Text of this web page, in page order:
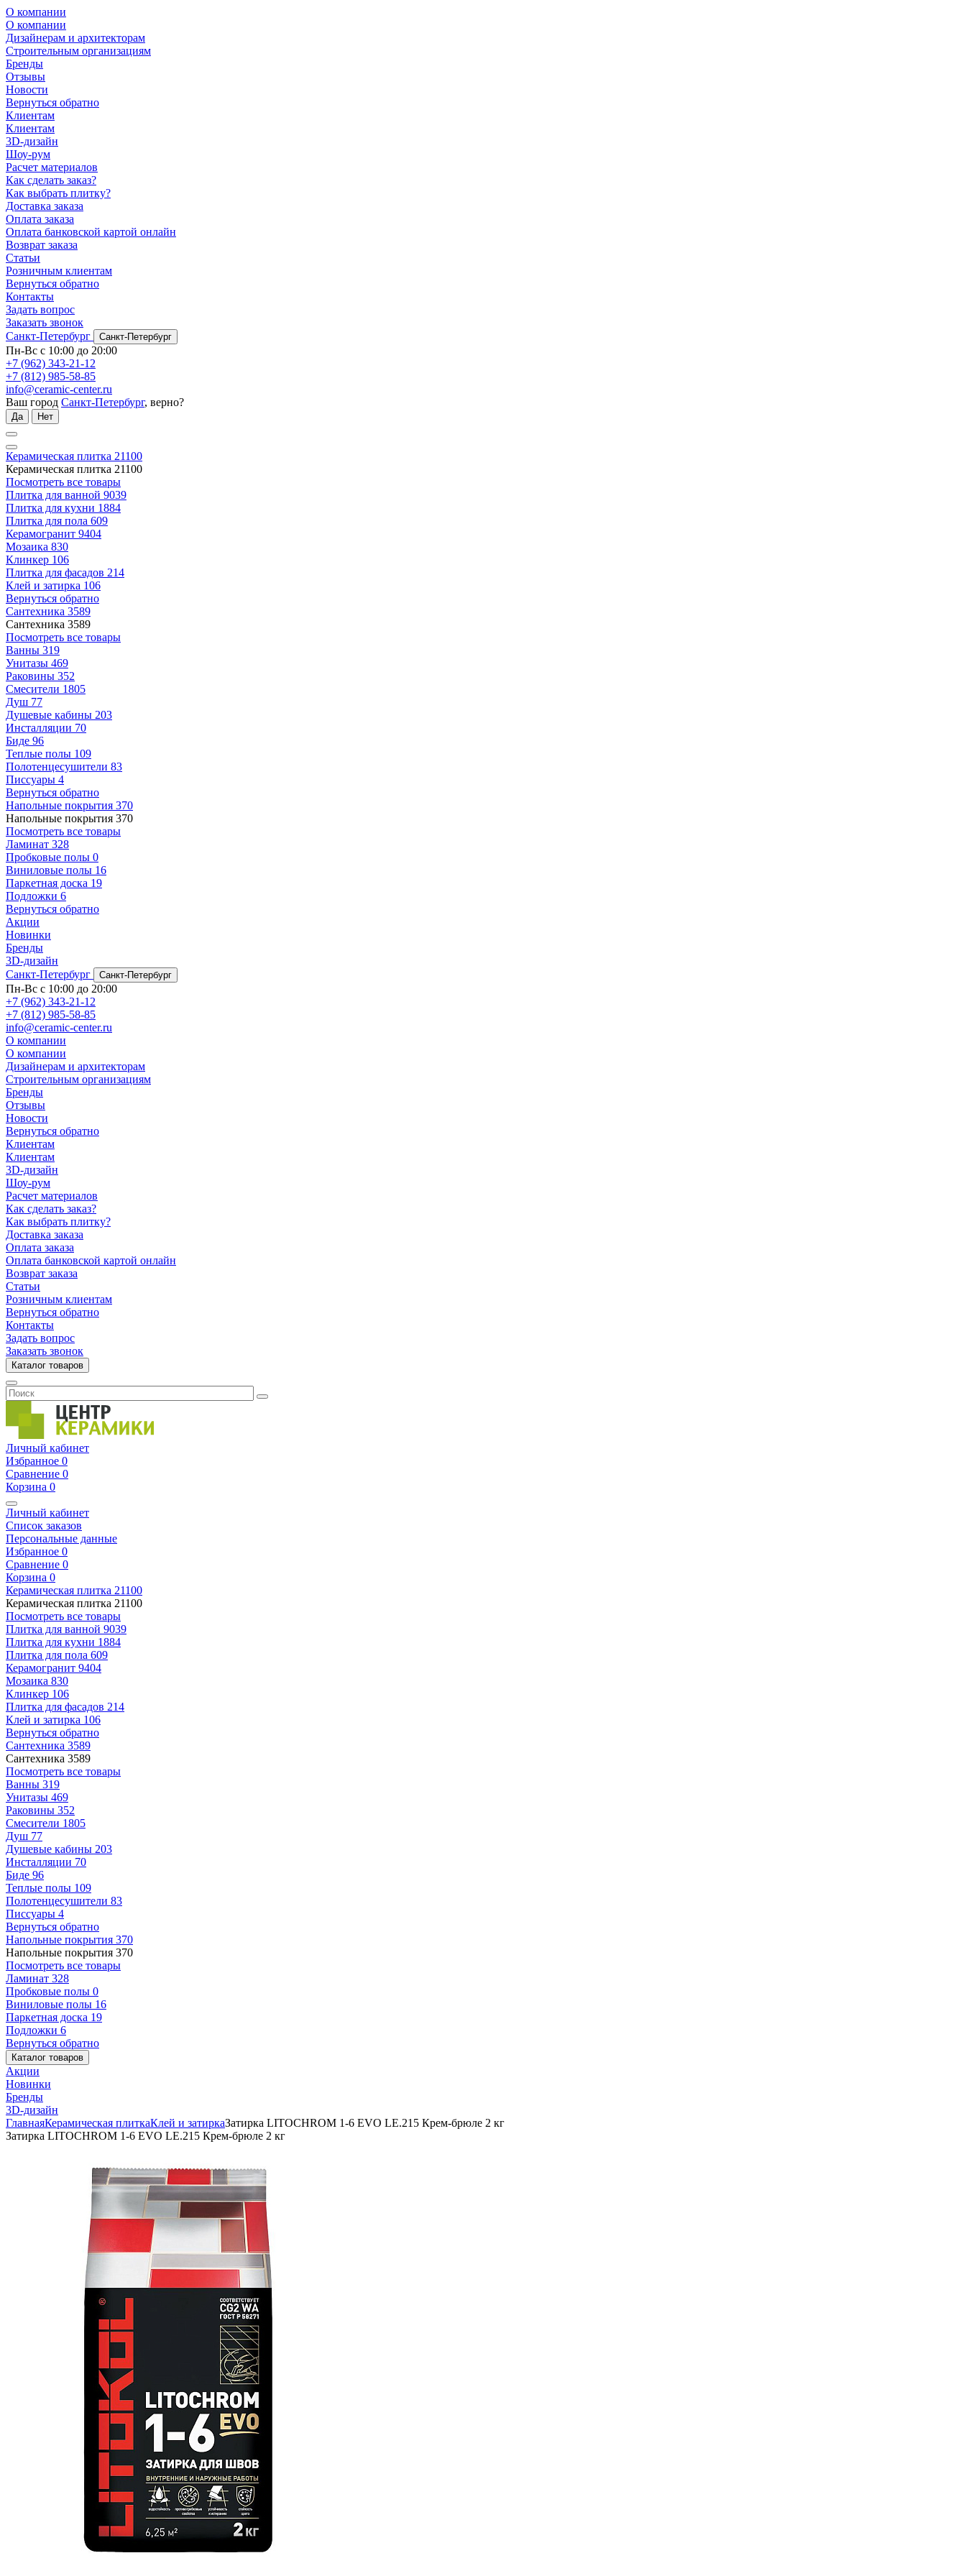
О компании
О компании
Дизайнерам и архитекторам
Строительным организациям
Бренды
Отзывы
Новости
Вернуться обратно
Клиентам
Клиентам
3D-дизайн
Шоу-рум
Расчет материалов
Как сделать заказ?
Как выбрать плитку?
Доставка заказа
Оплата заказа
Оплата банковской картой онлайн
Возврат заказа
Статьи
Розничным клиентам
Вернуться обратно
Контакты
Задать вопрос
Заказать звонок
Санкт-Петербург
Санкт-Петербург
Пн-Вс с 10:00 до 20:00
+7 (962) 343-21-12
+7 (812) 985-58-85
info@ceramic-center.ru
Ваш город Санкт-Петербург, верно?
Да Нет
Керамическая плитка 21100
Керамическая плитка 21100
Посмотреть все товары
Плитка для ванной 9039
Плитка для кухни 1884
Плитка для пола 609
Керамогранит 9404
Мозаика 830
Клинкер 106
Плитка для фасадов 214
Клей и затирка 106
Вернуться обратно
Сантехника 3589
Сантехника 3589
Посмотреть все товары
Ванны 319
Унитазы 469
Раковины 352
Смесители 1805
Душ 77
Душевые кабины 203
Инсталляции 70
Биде 96
Теплые полы 109
Полотенцесушители 83
Писсуары 4
Вернуться обратно
Напольные покрытия 370
Напольные покрытия 370
Посмотреть все товары
Ламинат 328
Пробковые полы 0
Виниловые полы 16
Паркетная доска 19
Подложки 6
Вернуться обратно
Акции
Новинки
Бренды
3D-дизайн
Санкт-Петербург
Санкт-Петербург
Пн-Вс с 10:00 до 20:00
+7 (962) 343-21-12
+7 (812) 985-58-85
info@ceramic-center.ru
О компании
О компании
Дизайнерам и архитекторам
Строительным организациям
Бренды
Отзывы
Новости
Вернуться обратно
Клиентам
Клиентам
3D-дизайн
Шоу-рум
Расчет материалов
Как сделать заказ?
Как выбрать плитку?
Доставка заказа
Оплата заказа
Оплата банковской картой онлайн
Возврат заказа
Статьи
Розничным клиентам
Вернуться обратно
Контакты
Задать вопрос
Заказать звонок
Каталог товаров
Личный кабинет
Избранное 0
Сравнение 0
Корзина 0
Личный кабинет
Список заказов
Персональные данные
Избранное 0
Сравнение 0
Корзина 0
Керамическая плитка 21100
Керамическая плитка 21100
Посмотреть все товары
Плитка для ванной 9039
Плитка для кухни 1884
Плитка для пола 609
Керамогранит 9404
Мозаика 830
Клинкер 106
Плитка для фасадов 214
Клей и затирка 106
Вернуться обратно
Сантехника 3589
Сантехника 3589
Посмотреть все товары
Ванны 319
Унитазы 469
Раковины 352
Смесители 1805
Душ 77
Душевые кабины 203
Инсталляции 70
Биде 96
Теплые полы 109
Полотенцесушители 83
Писсуары 4
Вернуться обратно
Напольные покрытия 370
Напольные покрытия 370
Посмотреть все товары
Ламинат 328
Пробковые полы 0
Виниловые полы 16
Паркетная доска 19
Подложки 6
Вернуться обратно
Каталог товаров
Акции
Новинки
Бренды
3D-дизайн
ГлавнаяКерамическая плиткаКлей и затиркаЗатирка LITOCHROM 1-6 EVO LE.215 Крем-брюле 2 кг
Затирка LITOCHROM 1-6 EVO LE.215 Крем-брюле 2 кг